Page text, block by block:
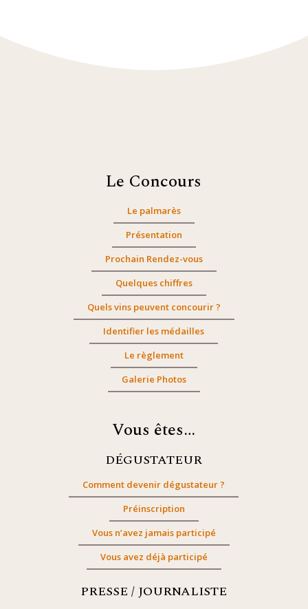
Le Concours
Le palmarès
Présentation
Prochain Rendez-vous
Quelques chiffres
Quels vins peuvent concourir ?
Identifier les médailles
Le règlement
Galerie Photos
Vous êtes…
DÉGUSTATEUR
Comment devenir dégustateur ?
Préinscription
Vous n’avez jamais participé
Vous avez déjà participé
PRESSE / JOURNALISTE